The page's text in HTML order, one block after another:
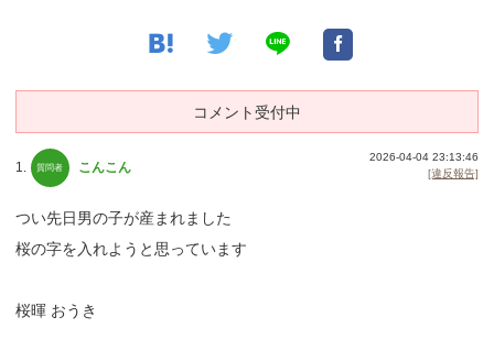
コメント受付中
1. こんこん
2026-04-04 23:13:46
[違反報告]
つい先日男の子が産まれました
桜の字を入れようと思っています
桜暉 おうき